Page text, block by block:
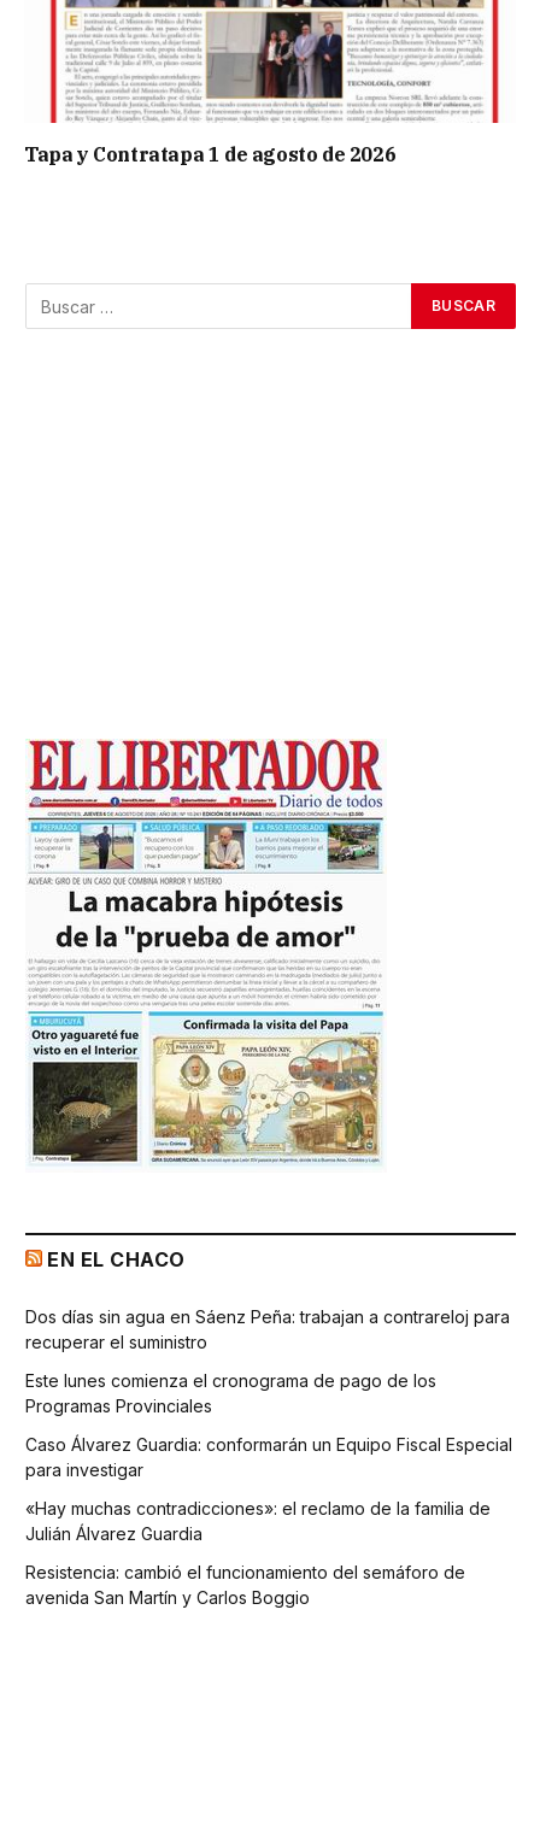
Tapa y Contratapa 1 de agosto de 2026
EN EL CHACO
Dos días sin agua en Sáenz Peña: trabajan a contrareloj para
recuperar el suministro
Este lunes comienza el cronograma de pago de los
Programas Provinciales
Caso Álvarez Guardia: conformarán un Equipo Fiscal Especial
para investigar
«Hay muchas contradicciones»: el reclamo de la familia de
Julián Álvarez Guardia
Resistencia: cambió el funcionamiento del semáforo de
avenida San Martín y Carlos Boggio